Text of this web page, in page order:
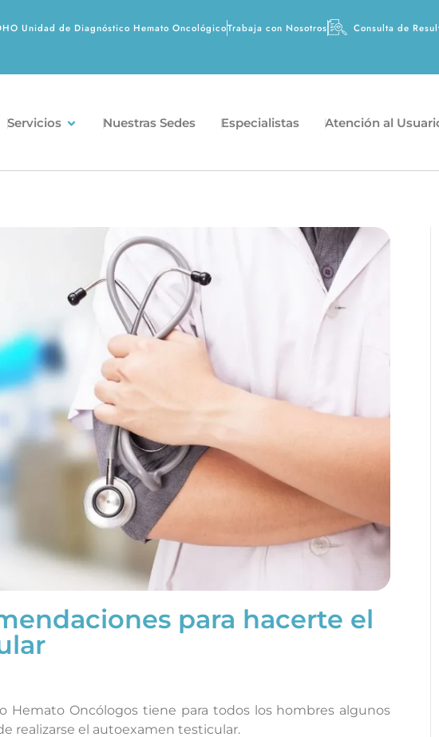
Unidad de Diagnóstico Hemato OncológicoTrabaja con Nosotros Consulta de
Servicios Nuestras Sedes Especialistas Atención al
para hacerte el
Hemato Oncólogos tiene para todos los hombres algunos
realizarse el autoexamen testicular.